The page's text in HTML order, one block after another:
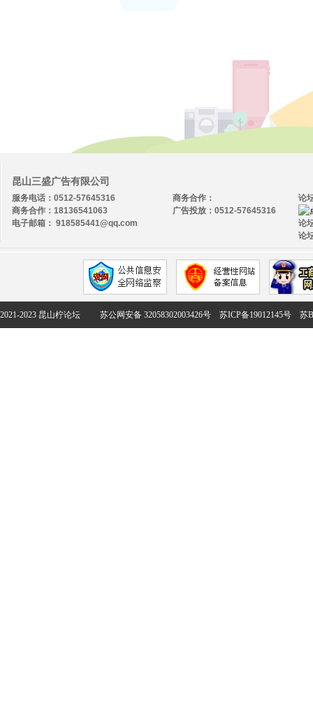
昆山三盛广告有限公司
服务电话：0512-57645316
商务合作：18136541063
电子邮箱： 918585441@qq.com
论
论
论
商务合作：
广告投放：0512-57645316
2021-2023 昆山柠论坛 苏公网安备 32058302003426号 苏ICP备19012145号 苏